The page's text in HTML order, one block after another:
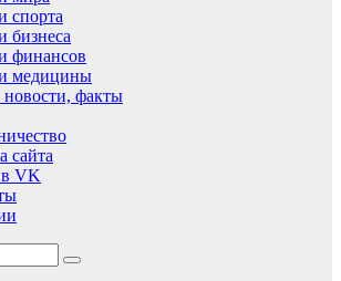
спорта
бизнеса
финансов
медицины
новости, факты
сайта
VK